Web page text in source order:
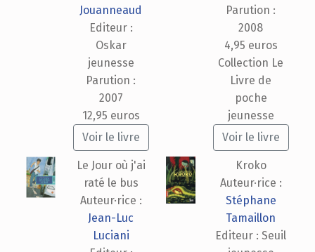
Jouanneaud
Editeur :
Oskar
jeunesse
Parution :
2007
12,95 euros
Voir le livre
Parution :
2008
4,95 euros
Collection Le
Livre de
poche
jeunesse
Voir le livre
Le Jour où j'ai
raté le bus
Auteur·rice :
Jean-Luc
Luciani
Kroko
Auteur·rice :
Stéphane
Tamaillon
Editeur : Seuil